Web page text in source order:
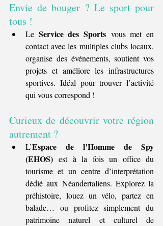
Envie de bouger ? Le sport pour
tous !
Le Service des Sports vous met en
contact avec les multiples clubs locaux,
organise des événements, soutient vos
projets et améliore les infrastructures
sportives. Idéal pour trouver l’activité
qui vous correspond !
Curieux de découvrir votre région
autrement ?
L’Espace de l’Homme de Spy
(EHOS) est à la fois un office du
tourisme et un centre d’interprétation
dédié aux Néandertaliens. Explorez la
préhistoire, louez un vélo, partez en
balade… ou profitez simplement du
patrimoine naturel et culturel de